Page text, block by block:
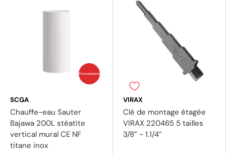
Prix coûtants
SCGA
Chauffe-eau Sauter
Bajawa 200L stéatite
vertical mural CE NF
titane inox
VIRAX
Clé de montage étagée
VIRAX 220465 5 tailles
3/8” - 1.1/4”